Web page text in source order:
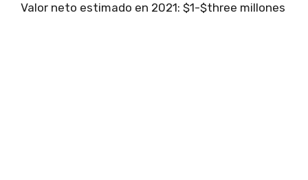
Valor neto estimado en 2021: $1-$three millones